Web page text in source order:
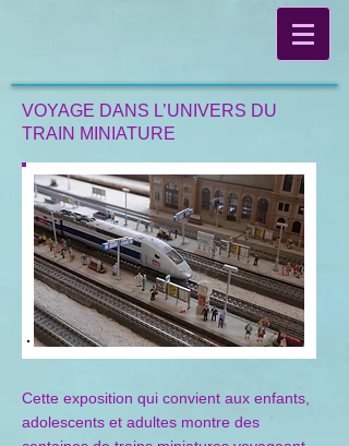
VOYAGE DANS L’UNIVERS DU
TRAIN MINIATURE
Cette exposition qui convient aux enfants,
adolescents et adultes montre des